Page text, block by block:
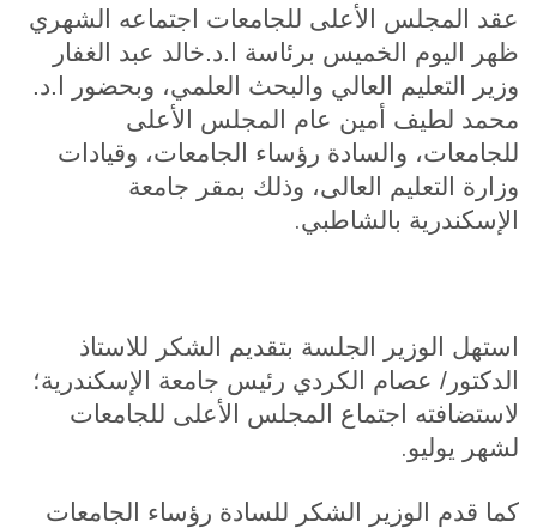
الدراسات العليا
الخريجين
الموظفون
عقد المجلس الأعلى للجامعات اجتماعه الشهري
ظهر اليوم الخميس برئاسة ا.د.خالد عبد الغفار
وزير التعليم العالي والبحث العلمي، وبحضور ا.د.
محمد لطيف أمين عام المجلس الأعلى
للجامعات، والسادة رؤساء الجامعات، وقيادات
وزارة التعليم العالى، وذلك بمقر جامعة
الإسكندرية بالشاطبي.
استهل الوزير الجلسة بتقديم الشكر للاستاذ
الدكتور/ عصام الكردي رئيس جامعة الإسكندرية؛
لاستضافته اجتماع المجلس الأعلى للجامعات
لشهر يوليو.
كما قدم الوزير الشكر للسادة رؤساء الجامعات